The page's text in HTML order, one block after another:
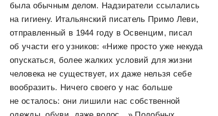
была обычным делом. Надзиратели ссылались
на гигиену. Итальянский писатель Примо Леви,
отправленный в 1944 году в Освенцим, писал
об участи его узников: «Ниже просто уже некуда
опускаться, более жалких условий для жизни
человека не существует, их даже нельзя себе
вообразить. Ничего своего у нас больше
не осталось: они лишили нас собственной